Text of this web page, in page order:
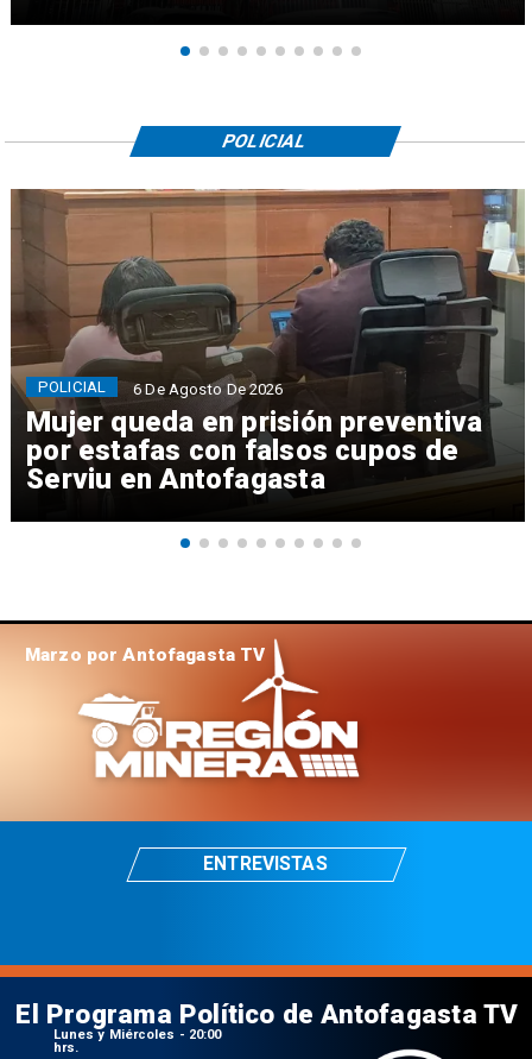
Mujer queda en prisión preventiva
por estafas con falsos cupos de
Serviu en Antofagasta
POLICIAL 6 De Agosto De 2026
POLICIAL
Marzo por Antofagasta TV
ENTREVISTAS
El Programa Político de Antofagasta TV
Lunes y Miércoles - 20:00
hrs.